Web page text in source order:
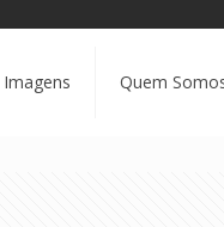
Quem